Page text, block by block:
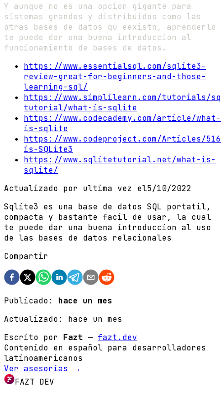
Y aunque no es una opcion gigante para
sistemas grandes y distribuidos como las
otras bases de datos qu eexistn, aprenderlo
te puede dar una buena introduccion al
funcionamiento de bases de datos.
https://www.essentialsql.com/sqlite3-
review-great-for-beginners-and-those-
learning-sql/
https://www.simplilearn.com/tutorials/
tutorial/what-is-sqlite
https://www.codecademy.com/article/what-
is-sqlite
https://www.codeproject.com/Articles/
is-SQLite3
https://www.sqlitetutorial.net/what-is-
sqlite/
Actualizado por ultima vez el5/10/2022
Sqlite3 es una base de datos SQL portatil,
compacta y bastante facil de usar, la cual
te puede dar una buena introduccion al uso
de las bases de datos relacionales
Compartir
Publicado:
hace un mes
Actualizado: hace un mes
Escrito por Fazt — fazt.dev
Contenido en español para desarrolladores
latinoamericanos
Ver asesorías →
FAZT DEV